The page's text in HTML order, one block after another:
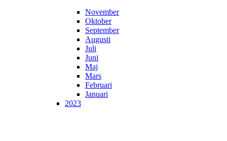
November
Oktober
September
Augusti
Juli
Juni
Maj
Mars
Februari
Januari
2023